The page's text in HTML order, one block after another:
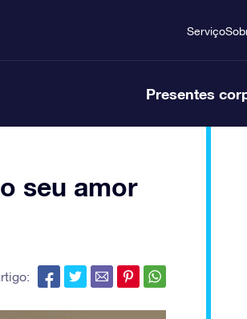
Serviço
Presentes
seu amor